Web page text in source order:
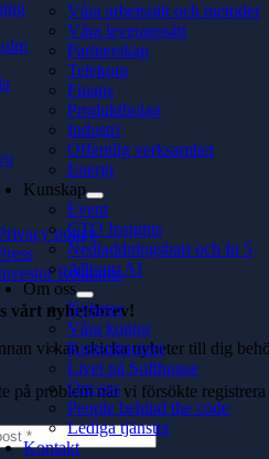
Våra arbetssätt och metoder
Våra leveranssätt
Partnerskap
Telekom
Finans
Produktbolag
Industri
Offentlig verksamhet
Energi
Kunskap
Event
CTO Insights
Nedladdningsbart och In 5
Allt om AI
Om oss
Nyheter
Våra kontor
Konsultquizet
Livet på Softhouse
Om oss
People behind the code
Lediga tjänster
Kontakt
policy
Relations
vårt nyhetsbrev!
vi kan skicka nyheter till dig
på problem när vi försökte